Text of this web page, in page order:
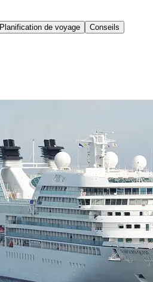
Planification de voyage
Conseils